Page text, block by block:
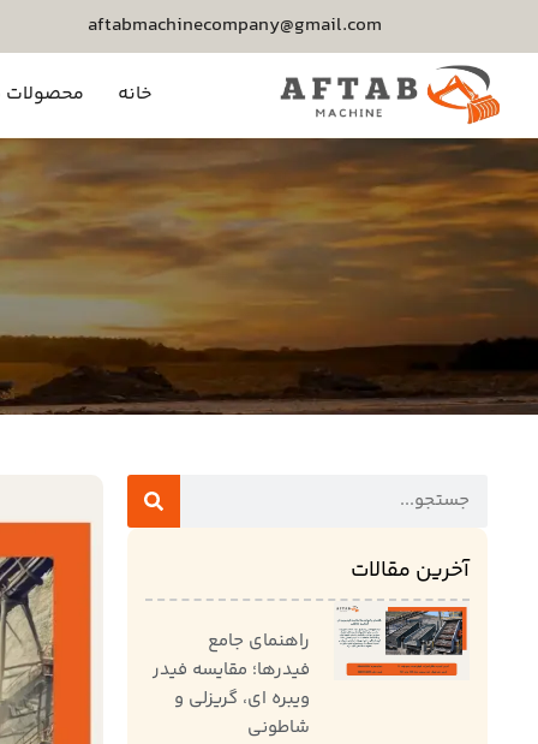
aftabmachinecompany@gmail.com
خانه محصولات
آخرین مقالات
راهنمای جامع
فیدرها؛ مقایسه فیدر
ویبره ای، گریزلی و
شاطونی